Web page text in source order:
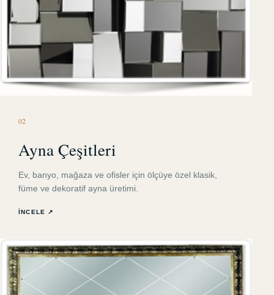
02
Ayna Çeşitleri
Ev, banyo, mağaza ve ofisler için ölçüye özel klasik,
füme ve dekoratif ayna üretimi.
İNCELE ↗